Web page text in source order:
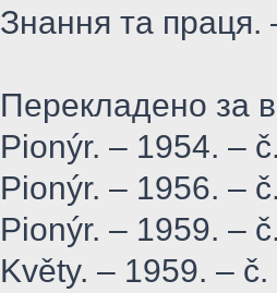
Знання та
Перекладено за
Pionýr. – 1954. –
Pionýr. – 1956. –
Pionýr. – 1959. –
Květy. – 1959. – č.